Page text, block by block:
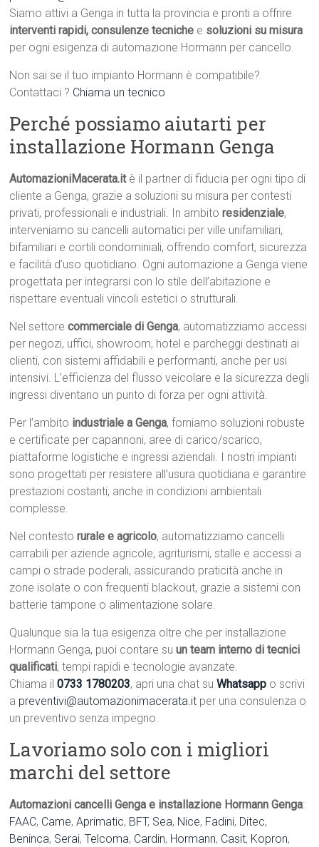
Siamo attivi a Genga in tutta la provincia e pronti a offrire
interventi rapidi, consulenze tecniche e soluzioni su misura
per ogni esigenza di automazione Hormann per cancello.
Non sai se il tuo impianto Hormann è compatibile?
Contattaci ? Chiama un tecnico
Perché possiamo aiutarti per
installazione Hormann Genga
AutomazioniMacerata.itè il partner di fiducia per ogni tipo di
cliente a Genga, grazie a soluzioni su misura per contesti
privati, professionali e industriali. In ambitoresidenziale,
interveniamo su cancelli automatici per ville unifamiliari,
bifamiliari e cortili condominiali, offrendo comfort, sicurezza
e facilità d’uso quotidiano. Ogni automazione a Genga viene
progettata per integrarsi con lo stile dell’abitazione e
rispettare eventuali vincoli estetici o strutturali.
Nel settorecommerciale di Genga, automatizziamo accessi
per negozi, uffici, showroom, hotel e parcheggi destinati ai
clienti, con sistemi affidabili e performanti, anche per usi
intensivi. L’efficienza del flusso veicolare e la sicurezza degli
ingressi diventano un punto di forza per ogni attività.
Per l’ambito industriale a Genga, forniamo soluzioni robuste
e certificate per capannoni, aree di carico/scarico,
piattaforme logistiche e ingressi aziendali. I nostri impianti
sono progettati per resistere all’usura quotidiana e garantire
prestazioni costanti, anche in condizioni ambientali
complesse.
Nel contestorurale e agricolo, automatizziamo cancelli
carrabili per aziende agricole, agriturismi, stalle e accessi a
campi o strade poderali, assicurando praticità anche in
zone isolate o con frequenti blackout, grazie a sistemi con
batterie tampone o alimentazione solare.
Qualunque sia la tua esigenza oltre che per installazione
Hormann Genga, puoi contare suun team interno di tecnici
qualificati, tempi rapidi e tecnologie avanzate.
Chiama il0733 1780203, apri una chat suWhatsapp o scrivi
a preventivi@automazionimacerata.it per una consulenza o
un preventivo senza impegno.
Lavoriamo solo con i migliori
marchi del settore
Automazioni cancelli Genga e installazione Hormann Genga:
FAAC, Came,Aprimatic, BFT, Sea, Nice, Fadini, Ditec,
Beninca, Serai,Telcoma, Cardin, Hormann, Casit, Kopron,